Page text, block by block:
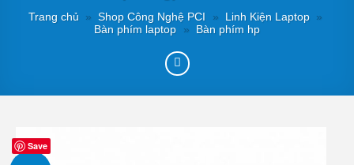
Trang chủ » Shop Công Nghệ PCI » Linh Kiện Laptop »
Bàn phím laptop
» Bàn phím hp
Save